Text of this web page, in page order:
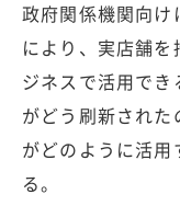
政府関係機関向
により、実店舗
ジネスで活用で
がどう刷新され
がどのように活
る。